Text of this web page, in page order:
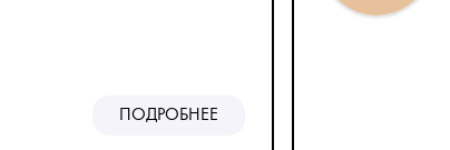
ПОДРОБНЕЕ